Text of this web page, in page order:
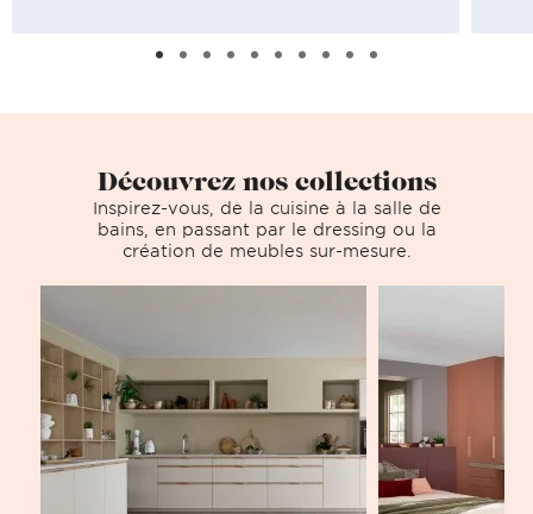
Découvrez nos collections
Inspirez-vous, de la cuisine à la salle de
bains, en passant par le dressing ou la
création de meubles sur-mesure.